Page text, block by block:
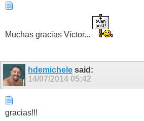
Muchas gracias Víctor...
hdemichele said:
14/07/2014 05:42
gracias!!!